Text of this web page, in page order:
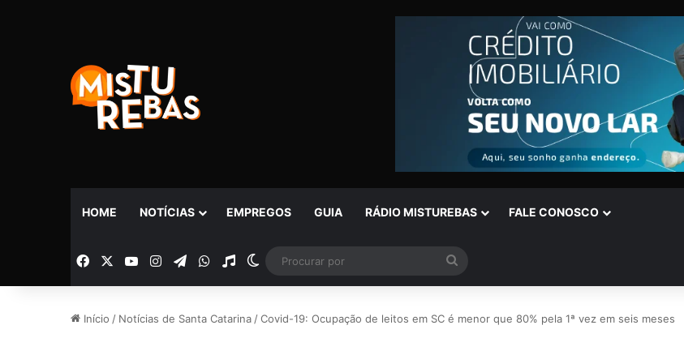
HOME NOTÍCIAS EMPREGOS GUIA RÁDIO MISTUREBAS FALE CONOSCO
Facebook YouTubeInstagramTelegramWhatsApp
Rádio Switch skin
por
Início / Notícias de Santa Catarina /Covid-19: Ocupação de leitos em SC é menor que 80% pela 1ª vez em seis meses